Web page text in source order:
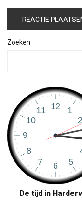
Zoeken
De tijd in